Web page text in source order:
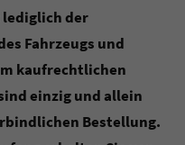
lediglich der
Fahrzeugs und
kaufrechtlichen
einzig und allein
Bestellung.